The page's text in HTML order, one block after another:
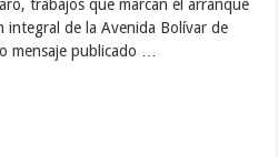
trabajos que marcan el arranque
integral de la Avenida Bolívar de
mensaje publicado …